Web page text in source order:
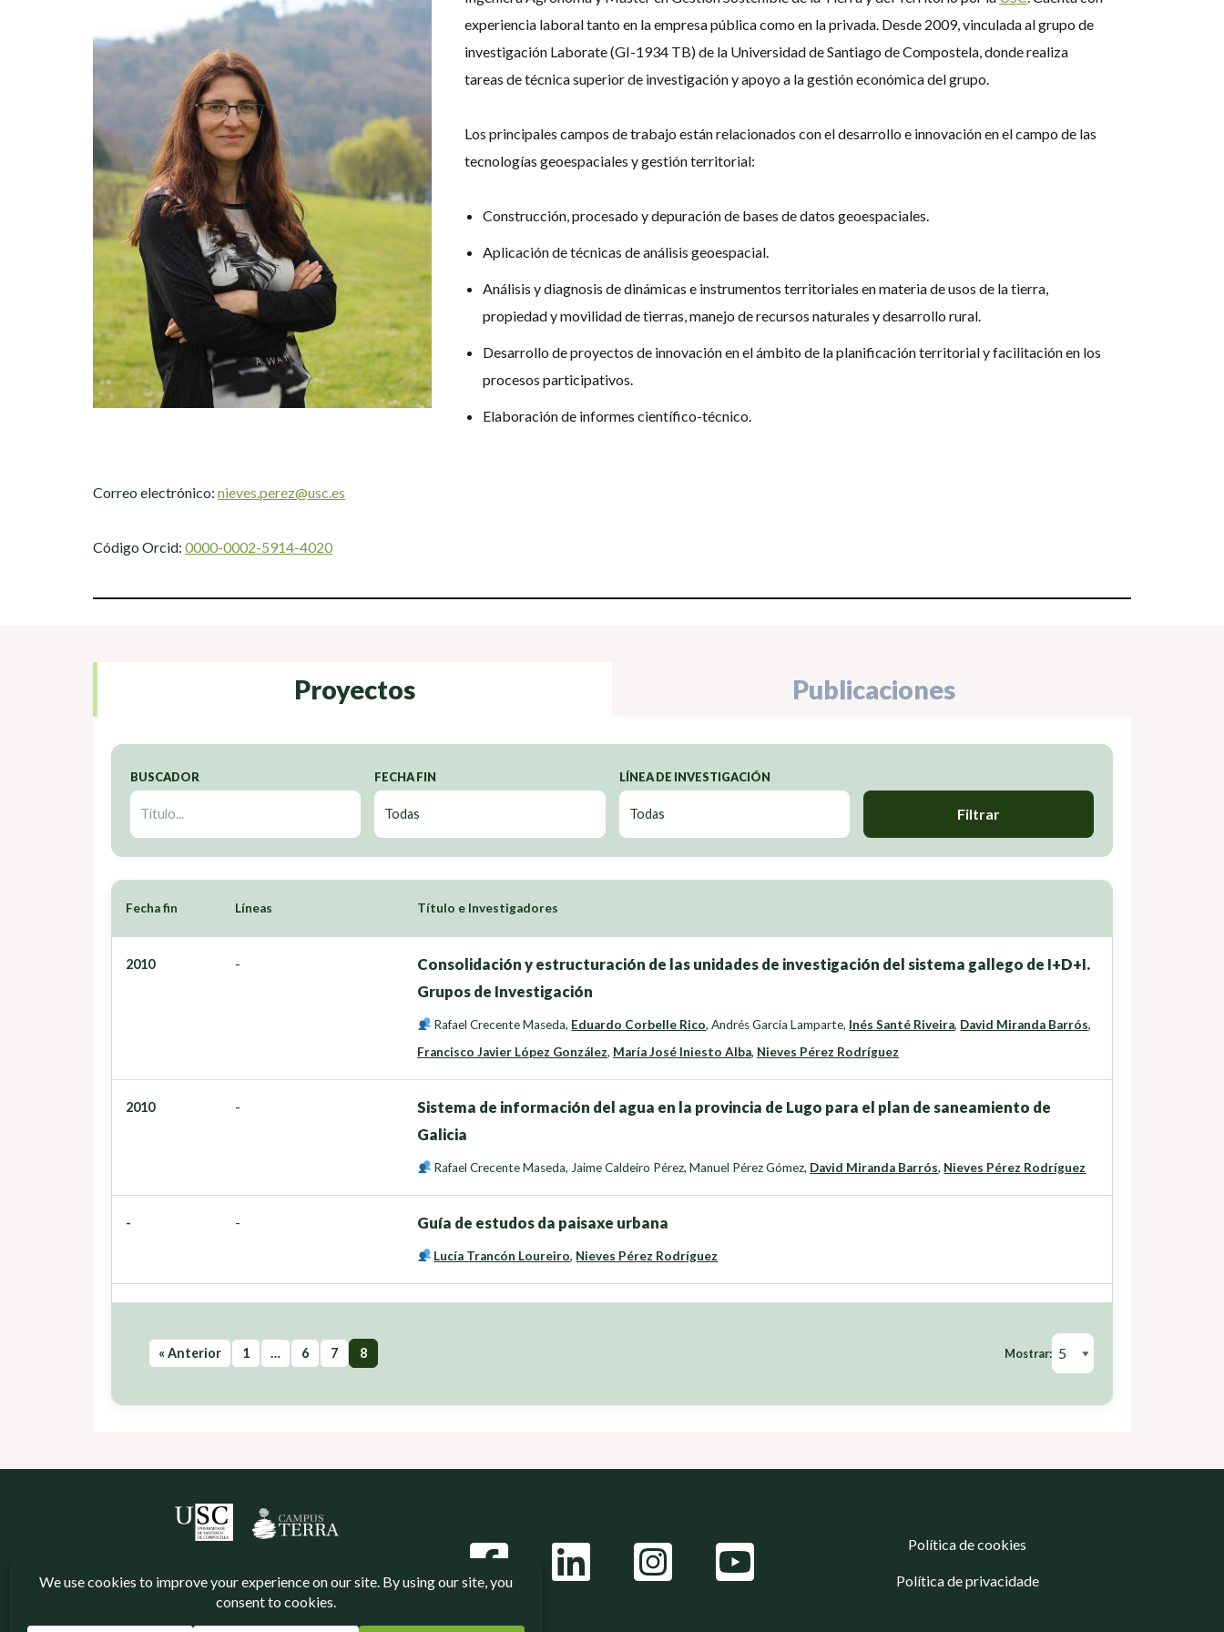
experiencia laboral tanto en la empresa pública como en la privada. Desde 2009, vinculada al grupo de
investigación Laborate (GI-1934 TB) de la Universidad de Santiago de Compostela, donde realiza
tareas de técnica superior de investigación y apoyo a la gestión económica del grupo.
Los principales campos de trabajo están relacionados con el desarrollo e innovación en el campo de las
tecnologías geoespaciales y gestión territorial:
Construcción, procesado y depuración de bases de datos geoespaciales.
Aplicación de técnicas de análisis geoespacial.
Análisis y diagnosis de dinámicas e instrumentos territoriales en materia de usos de la tierra,
propiedad y movilidad de tierras, manejo de recursos naturales y desarrollo rural.
Desarrollo de proyectos de innovación en el ámbito de la planificación territorial y facilitación en los
procesos participativos.
Elaboración de informes científico-técnico.
Correo electrónico: nieves.perez@usc.es
Código Orcid: 0000-0002-5914-4020
Proyectos Publicaciones
BUSCADOR FECHA FIN LÍNEA DE INVESTIGACIÓN
Filtrar
Fecha fin Líneas Título e Investigadores
2010 -
Consolidación y estructuración de las unidades de investigación del sistema gallego de I+D+I.
Grupos de Investigación
Rafael Crecente Maseda, Eduardo Corbelle Rico,Andrés García Lamparte, Inés Santé Riveira, David Miranda Barrós,
Francisco Javier López González, María José Iniesto Alba, Nieves Pérez Rodríguez
2010 -
Sistema de información del agua en la provincia de Lugo para el plan de saneamiento de
Galicia
Rafael Crecente Maseda, Jaime Caldeiro Pérez,Manuel Pérez Gómez, David Miranda Barrós, Nieves Pérez Rodríguez
- - Guía de estudos da paisaxe urbana
Lucía Trancón Loureiro, Nieves Pérez Rodríguez
« Anterior 1 … 6 7 8 Mostrar:
Política de cookies
Política de privacidade